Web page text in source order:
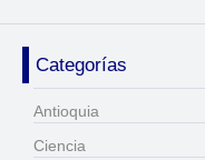
Categorías
Antioquia
Ciencia